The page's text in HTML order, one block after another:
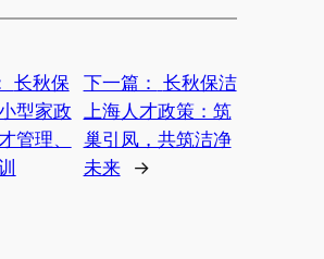
长秋保
型家政
管理、
下一篇： 长秋保洁
上海人才政策：筑
巢引凤，共筑洁净
未来
→